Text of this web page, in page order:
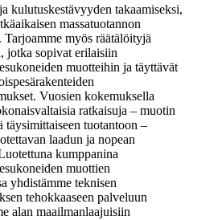
kulutuskestävyyden takaamiseksi,
massatuotannon
Tarjoamme myös räätälöityjä
jotka sopivat erilaisiin
muotteihin ja täyttävät
Vuosien kokemuksella
​​ratkaisuja – muotin
täysimittaiseen tuotantoon –
laadun ja nopean
kumppanina
muottien
yhdistämme teknisen
tehokkaaseen palveluun
alan maailmanlaajuisiin